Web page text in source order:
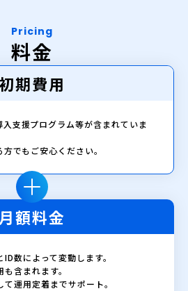
Pricing
料金
期費用
支援プログラム等が含まれていま
でもご安心ください。
月額料金
数によって変動します。
含まれます。
て運用定着までサポート。